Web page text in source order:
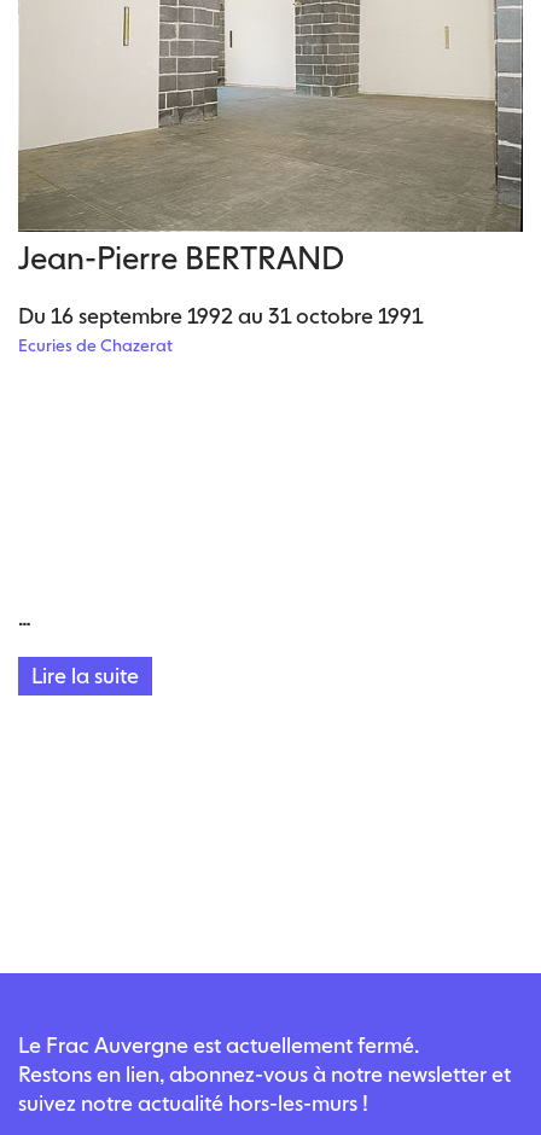
Jean-Pierre BERTRAND
Du 16 septembre 1992 au 31 octobre 1991
Ecuries de Chazerat
…
Lire la suite
Le Frac Auvergne est actuellement fermé.
Restons en lien, abonnez-vous à notre newsletter et
suivez notre actualité hors-les-murs !